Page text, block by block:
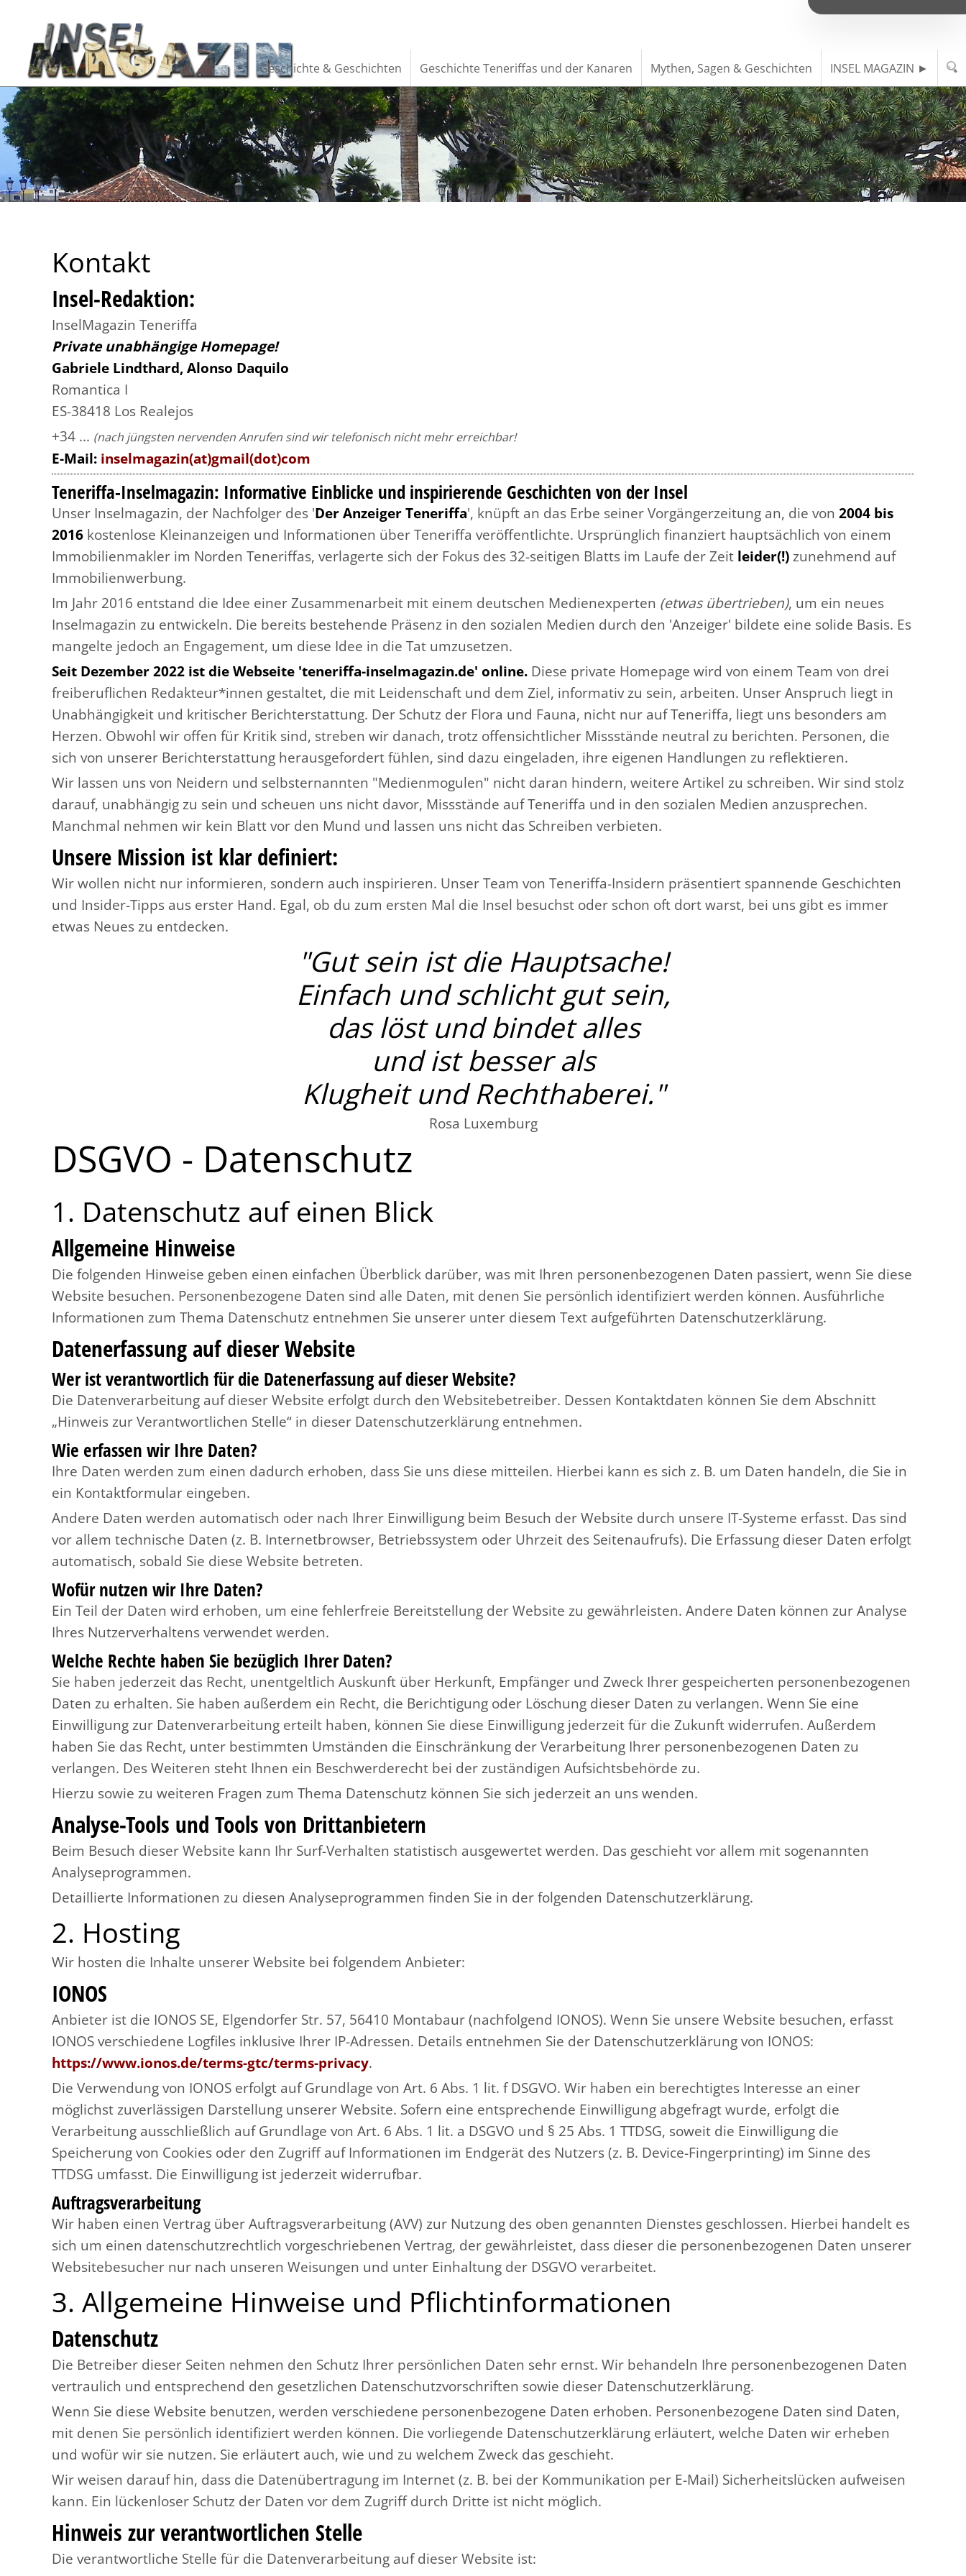
Geschichte & Geschichten Geschichte Teneriffas und der Kanaren Mythen, Sagen & Geschichten INSEL MAGAZIN ►
Kontakt
Insel-Redaktion:
InselMagazin Teneriffa
Private unabhängige Homepage!
Gabriele Lindthard, Alonso Daquilo
Romantica I
ES-38418 Los Realejos
+34 ... (nach jüngsten nervenden Anrufen sind wir telefonisch nicht mehr erreichbar!
E-Mail: inselmagazin(at)gmail(dot)com
Teneriffa-Inselmagazin: Informative Einblicke und inspirierende Geschichten von der Insel
Unser Inselmagazin, der Nachfolger des 'Der Anzeiger Teneriffa', knüpft an das Erbe seiner Vorgängerzeitung an, die von 2004 bis
2016 kostenlose Kleinanzeigen und Informationen über Teneriffa veröffentlichte. Ursprünglich finanziert hauptsächlich von einem
Immobilienmakler im Norden Teneriffas, verlagerte sich der Fokus des 32-seitigen Blatts im Laufe der Zeit leider(!)zunehmend auf
Immobilienwerbung.
Im Jahr 2016 entstand die Idee einer Zusammenarbeit mit einem deutschen Medienexperten (etwas übertrieben), um ein neues
Inselmagazin zu entwickeln. Die bereits bestehende Präsenz in den sozialen Medien durch den 'Anzeiger' bildete eine solide Basis. Es
mangelte jedoch an Engagement, um diese Idee in die Tat umzusetzen.
Seit Dezember 2022 ist die Webseite 'teneriffa-inselmagazin.de' online. Diese private Homepage wird von einem Team von drei
freiberuflichen Redakteur*innen gestaltet, die mit Leidenschaft und dem Ziel, informativ zu sein, arbeiten. Unser Anspruch liegt in
Unabhängigkeit und kritischer Berichterstattung. Der Schutz der Flora und Fauna, nicht nur auf Teneriffa, liegt uns besonders am
Herzen. Obwohl wir offen für Kritik sind, streben wir danach, trotz offensichtlicher Missstände neutral zu berichten. Personen, die
sich von unserer Berichterstattung herausgefordert fühlen, sind dazu eingeladen, ihre eigenen Handlungen zu reflektieren.
Wir lassen uns von Neidern und selbsternannten "Medienmogulen" nicht daran hindern, weitere Artikel zu schreiben. Wir sind stolz
darauf, unabhängig zu sein und scheuen uns nicht davor, Missstände auf Teneriffa und in den sozialen Medien anzusprechen.
Manchmal nehmen wir kein Blatt vor den Mund und lassen uns nicht das Schreiben verbieten.
Unsere Mission ist klar definiert:
Wir wollen nicht nur informieren, sondern auch inspirieren. Unser Team von Teneriffa-Insidern präsentiert spannende Geschichten
und Insider-Tipps aus erster Hand. Egal, ob du zum ersten Mal die Insel besuchst oder schon oft dort warst, bei uns gibt es immer
etwas Neues zu entdecken.
"Gut sein ist die Hauptsache!
Einfach und schlicht gut sein,
das löst und bindet alles
und ist besser als
Klugheit und Rechthaberei."
Rosa Luxemburg
DSGVO - Datenschutz
1. Datenschutz auf einen Blick
Allgemeine Hinweise
Die folgenden Hinweise geben einen einfachen Überblick darüber, was mit Ihren personenbezogenen Daten passiert, wenn Sie diese
Website besuchen. Personenbezogene Daten sind alle Daten, mit denen Sie persönlich identifiziert werden können. Ausführliche
Informationen zum Thema Datenschutz entnehmen Sie unserer unter diesem Text aufgeführten Datenschutzerklärung.
Datenerfassung auf dieser Website
Wer ist verantwortlich für die Datenerfassung auf dieser Website?
Die Datenverarbeitung auf dieser Website erfolgt durch den Websitebetreiber. Dessen Kontaktdaten können Sie dem Abschnitt
„Hinweis zur Verantwortlichen Stelle“ in dieser Datenschutzerklärung entnehmen.
Wie erfassen wir Ihre Daten?
Ihre Daten werden zum einen dadurch erhoben, dass Sie uns diese mitteilen. Hierbei kann es sich z. B. um Daten handeln, die Sie in
ein Kontaktformular eingeben.
Andere Daten werden automatisch oder nach Ihrer Einwilligung beim Besuch der Website durch unsere IT-Systeme erfasst. Das sind
vor allem technische Daten (z. B. Internetbrowser, Betriebssystem oder Uhrzeit des Seitenaufrufs). Die Erfassung dieser Daten erfolgt
automatisch, sobald Sie diese Website betreten.
Wofür nutzen wir Ihre Daten?
Ein Teil der Daten wird erhoben, um eine fehlerfreie Bereitstellung der Website zu gewährleisten. Andere Daten können zur Analyse
Ihres Nutzerverhaltens verwendet werden.
Welche Rechte haben Sie bezüglich Ihrer Daten?
Sie haben jederzeit das Recht, unentgeltlich Auskunft über Herkunft, Empfänger und Zweck Ihrer gespeicherten personenbezogenen
Daten zu erhalten. Sie haben außerdem ein Recht, die Berichtigung oder Löschung dieser Daten zu verlangen. Wenn Sie eine
Einwilligung zur Datenverarbeitung erteilt haben, können Sie diese Einwilligung jederzeit für die Zukunft widerrufen. Außerdem
haben Sie das Recht, unter bestimmten Umständen die Einschränkung der Verarbeitung Ihrer personenbezogenen Daten zu
verlangen. Des Weiteren steht Ihnen ein Beschwerderecht bei der zuständigen Aufsichtsbehörde zu.
Hierzu sowie zu weiteren Fragen zum Thema Datenschutz können Sie sich jederzeit an uns wenden.
Analyse-Tools und Tools von Dritt­anbietern
Beim Besuch dieser Website kann Ihr Surf-Verhalten statistisch ausgewertet werden. Das geschieht vor allem mit sogenannten
Analyseprogrammen.
Detaillierte Informationen zu diesen Analyseprogrammen finden Sie in der folgenden Datenschutzerklärung.
2. Hosting
Wir hosten die Inhalte unserer Website bei folgendem Anbieter:
IONOS
Anbieter ist die IONOS SE, Elgendorfer Str. 57, 56410 Montabaur (nachfolgend IONOS). Wenn Sie unsere Website besuchen, erfasst
IONOS verschiedene Logfiles inklusive Ihrer IP-Adressen. Details entnehmen Sie der Datenschutzerklärung von IONOS:
https://www.ionos.de/terms-gtc/terms-privacy.
Die Verwendung von IONOS erfolgt auf Grundlage von Art. 6 Abs. 1 lit. f DSGVO. Wir haben ein berechtigtes Interesse an einer
möglichst zuverlässigen Darstellung unserer Website. Sofern eine entsprechende Einwilligung abgefragt wurde, erfolgt die
Verarbeitung ausschließlich auf Grundlage von Art. 6 Abs. 1 lit. a DSGVO und § 25 Abs. 1 TTDSG, soweit die Einwilligung die
Speicherung von Cookies oder den Zugriff auf Informationen im Endgerät des Nutzers (z. B. Device-Fingerprinting) im Sinne des
TTDSG umfasst. Die Einwilligung ist jederzeit widerrufbar.
Auftragsverarbeitung
Wir haben einen Vertrag über Auftragsverarbeitung (AVV) zur Nutzung des oben genannten Dienstes geschlossen. Hierbei handelt es
sich um einen datenschutzrechtlich vorgeschriebenen Vertrag, der gewährleistet, dass dieser die personenbezogenen Daten unserer
Websitebesucher nur nach unseren Weisungen und unter Einhaltung der DSGVO verarbeitet.
3. Allgemeine Hinweise und Pflicht­informationen
Datenschutz
Die Betreiber dieser Seiten nehmen den Schutz Ihrer persönlichen Daten sehr ernst. Wir behandeln Ihre personenbezogenen Daten
vertraulich und entsprechend den gesetzlichen Datenschutzvorschriften sowie dieser Datenschutzerklärung.
Wenn Sie diese Website benutzen, werden verschiedene personenbezogene Daten erhoben. Personenbezogene Daten sind Daten,
mit denen Sie persönlich identifiziert werden können. Die vorliegende Datenschutzerklärung erläutert, welche Daten wir erheben
und wofür wir sie nutzen. Sie erläutert auch, wie und zu welchem Zweck das geschieht.
Wir weisen darauf hin, dass die Datenübertragung im Internet (z. B. bei der Kommunikation per E-Mail) Sicherheitslücken aufweisen
kann. Ein lückenloser Schutz der Daten vor dem Zugriff durch Dritte ist nicht möglich.
Hinweis zur verantwortlichen Stelle
Die verantwortliche Stelle für die Datenverarbeitung auf dieser Website ist: